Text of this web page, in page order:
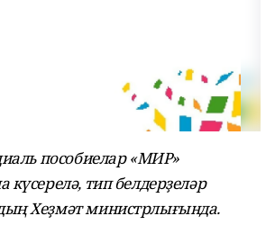
пособиелар «МИР»
тип белдерҙеләр
Хеҙмәт министрлығында.